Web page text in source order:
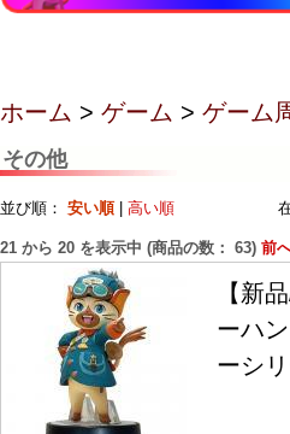
ホーム > ゲーム > ゲーム
その他
並び順： 安い順| 高い順 在庫状
21 から 20 を表示中 (商品の数： 63) 前
【新
ーハ
ーシ